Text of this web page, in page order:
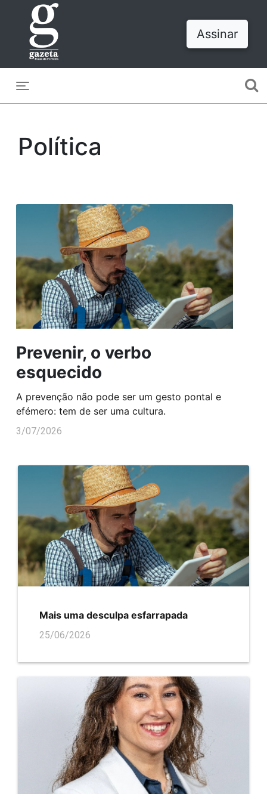
Assinar
Política
Prevenir, o verbo
esquecido
A prevenção não pode ser um gesto pontal e
efémero: tem de ser uma cultura.
3/07/2026
Mais uma desculpa esfarrapada
25/06/2026